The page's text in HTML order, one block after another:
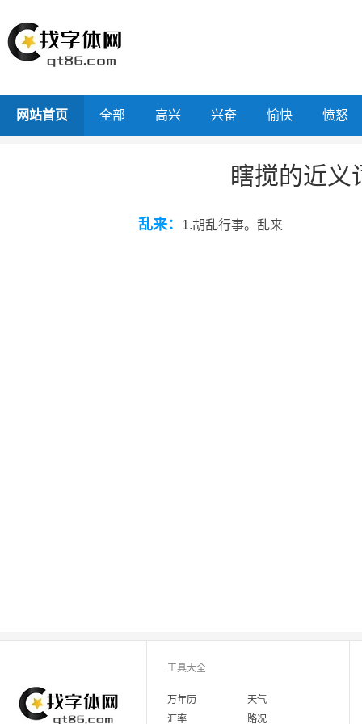
网站首页 全部 高兴 兴奋 愉快 愤怒
瞎搅的近义
乱来： 1.胡乱行事。乱来
工具大全
万年历
天气
汇率
路况